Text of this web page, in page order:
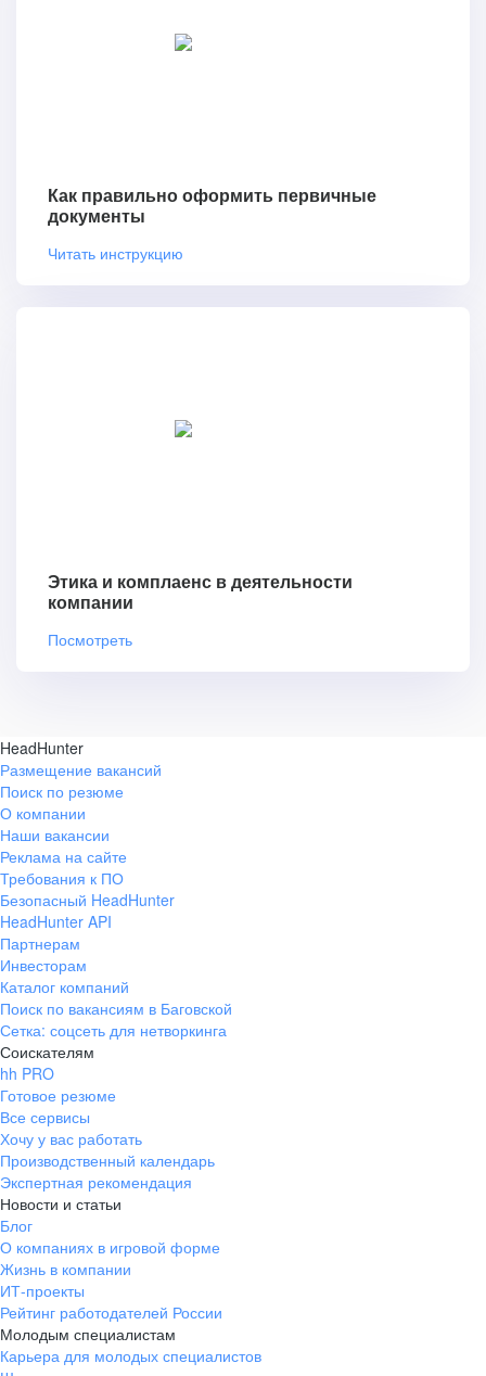
Как правильно оформить первичные
документы
Читать инструкцию
Этика и комплаенс в деятельности
компании
Посмотреть
HeadHunter
Размещение вакансий
Поиск по резюме
О компании
Наши вакансии
Реклама на сайте
Требования к ПО
Безопасный HeadHunter
HeadHunter API
Партнерам
Инвесторам
Каталог компаний
Поиск по вакансиям в Баговской
Сетка: соцсеть для нетворкинга
Соискателям
hh PRO
Готовое резюме
Все сервисы
Хочу у вас работать
Производственный календарь
Экспертная рекомендация
Новости и статьи
Блог
О компаниях в игровой форме
Жизнь в компании
ИТ-проекты
Рейтинг работодателей России
Молодым специалистам
Карьера для молодых специалистов